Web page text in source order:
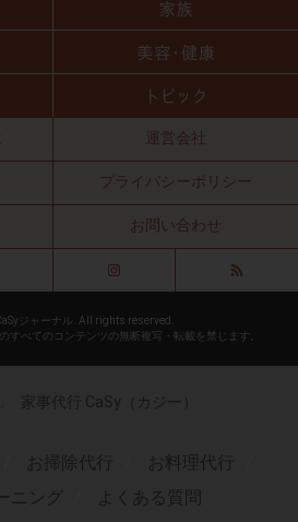
運営会社
プライバシーポリシー
お問い合わせ
ジャーナル. All rights reserved.
すべてのコンテンツの無断複写・転載を禁じます。
家事代行 CaSy（カジー）
お掃除代行
お料理代行
ング
よくある質問